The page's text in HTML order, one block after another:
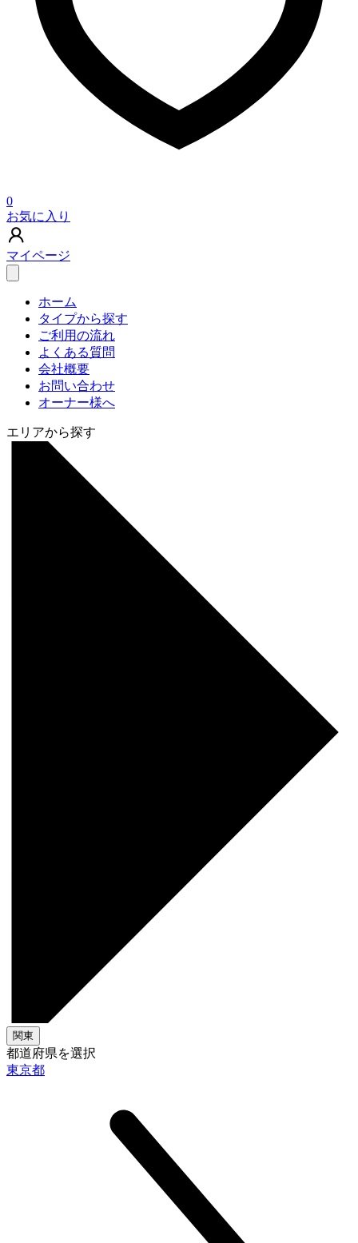
0
お気に入り
マイページ
ホーム
タイプから探す
ご利用の流れ
よくある質問
会社概要
お問い合わせ
オーナー様へ
エリアから探す
関東
都道府県を選択
東京都